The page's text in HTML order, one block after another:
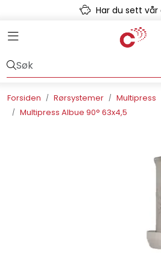
Skip to main contentHar du sett
Toggle navigation
Forsiden Rørsystemer
Multipress
Multipress Albue 90° 63x4,5
Kulvert